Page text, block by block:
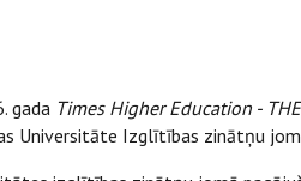
gada Times Higher Education - THE
Universitāte Izglītības zinātņu